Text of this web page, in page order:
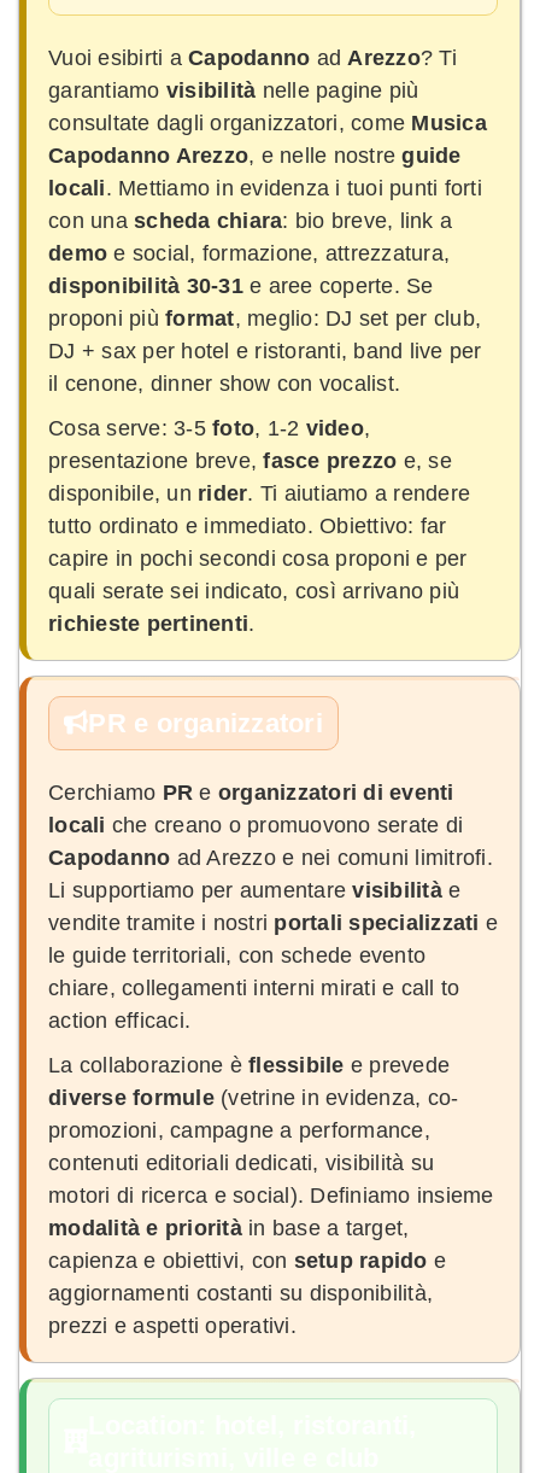
Vuoi esibirti a Capodanno ad Arezzo? Ti
garantiamo visibilità nelle pagine più
consultate dagli organizzatori, come Musica
Capodanno Arezzo, e nelle nostreguide
locali. Mettiamo in evidenza i tuoi punti forti
con una scheda chiara: bio breve, link a
demo e social, formazione, attrezzatura,
disponibilità 30-31e aree coperte. Se
proponi più format, meglio: DJ set per club,
DJ + sax per hotel e ristoranti, band live per
il cenone, dinner show con vocalist.
Cosa serve: 3-5 foto, 1-2 video,
presentazione breve,fasce prezzo e, se
disponibile, un rider. Ti aiutiamo a rendere
tutto ordinato e immediato. Obiettivo: far
capire in pochi secondi cosa proponi e per
quali serate sei indicato, così arrivano più
richieste pertinenti.
PR e organizzatori
Cerchiamo PR e organizzatori di eventi
locali che creano o promuovono serate di
Capodanno ad Arezzo e nei comuni limitrofi.
Li supportiamo per aumentarevisibilitàe
vendite tramite i nostri portali specializzati e
le guide territoriali, con schede evento
chiare, collegamenti interni mirati e call to
action efficaci.
La collaborazione è flessibile e prevede
diverse formule(vetrine in evidenza, co-
promozioni, campagne a performance,
contenuti editoriali dedicati, visibilità su
motori di ricerca e social). Definiamo insieme
modalità e prioritàin base a target,
capienza e obiettivi, con setup rapido e
aggiornamenti costanti su disponibilità,
prezzi e aspetti operativi.